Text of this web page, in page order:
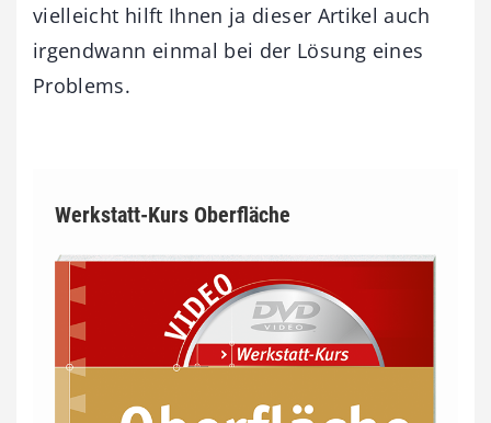
vielleicht hilft Ihnen ja dieser Artikel auch
irgendwann einmal bei der Lösung eines
Problems.
Werkstatt-Kurs Oberfläche